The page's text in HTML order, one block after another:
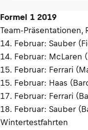
Formel 1 2019
Team-Präsentationen,
14. Februar: Sauber
14. Februar: McLaren
15. Februar: Ferrari
15. Februar: Haas
17. Februar: Ferrari
18. Februar: Sauber
Wintertestfahrten